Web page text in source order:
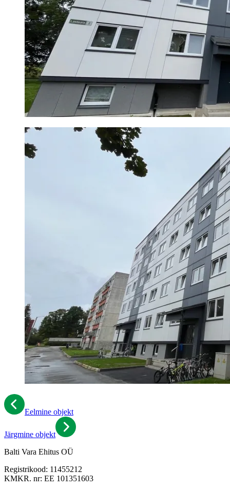
Eelmine objekt
Järgmine objekt
Balti Vara Ehitus OÜ
Registrikood: 11455212
KMKR. nr: EE 101351603